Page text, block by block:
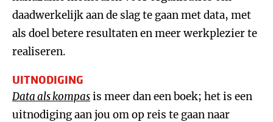
daadwerkelijk aan de slag te gaan met data, met
als doel betere resultaten en meer werkplezier te
realiseren.
UITNODIGING
Data als kompasis meer dan een boek; het is een
uitnodiging aan jou om op reis te gaan naar